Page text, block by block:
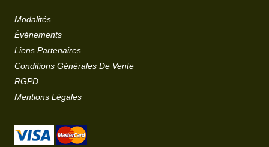
Modalités
Événements
Liens Partenaires
Conditions Générales De Vente
RGPD
Mentions Légales